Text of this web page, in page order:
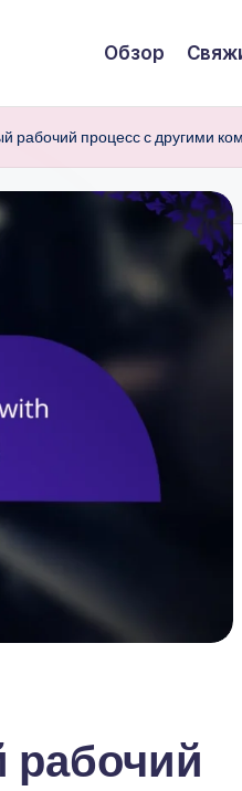
Обзор
рабочий процесс с другими
рабочий